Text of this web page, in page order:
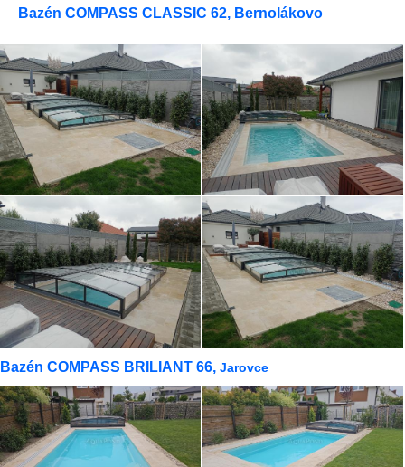
Bazén COMPASS CLASSIC 62, Bernolákovo
Bazén COMPASS BRILIANT 66, Jarovce